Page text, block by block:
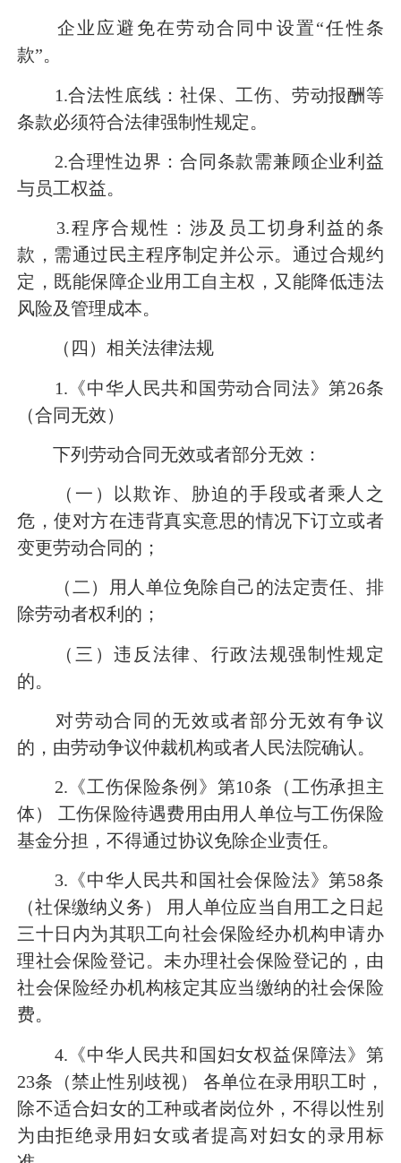
企业应避免在劳动合同中设置“任性条
款”。
1.合法性底线：社保、工伤、劳动报酬等
条款必须符合法律强制性规定。
2.合理性边界：合同条款需兼顾企业利益
与员工权益。
3.程序合规性：涉及员工切身利益的条
款，需通过民主程序制定并公示。通过合规约
定，既能保障企业用工自主权，又能降低违法
风险及管理成本。
（四）相关法律法规
1.《中华人民共和国劳动合同法》第26条
（合同无效）
下列劳动合同无效或者部分无效：
（一）以欺诈、胁迫的手段或者乘人之
危，使对方在违背真实意思的情况下订立或者
变更劳动合同的；
（二）用人单位免除自己的法定责任、排
除劳动者权利的；
（三）违反法律、行政法规强制性规定
的。
对劳动合同的无效或者部分无效有争议
的，由劳动争议仲裁机构或者人民法院确认。
2.《工伤保险条例》第10条（工伤承担主
体） 工伤保险待遇费用由用人单位与工伤保险
基金分担，不得通过协议免除企业责任。
3.《中华人民共和国社会保险法》第58条
（社保缴纳义务） 用人单位应当自用工之日起
三十日内为其职工向社会保险经办机构申请办
理社会保险登记。未办理社会保险登记的，由
社会保险经办机构核定其应当缴纳的社会保险
费。
4.《中华人民共和国妇女权益保障法》第
23条（禁止性别歧视） 各单位在录用职工时，
除不适合妇女的工种或者岗位外，不得以性别
为由拒绝录用妇女或者提高对妇女的录用标